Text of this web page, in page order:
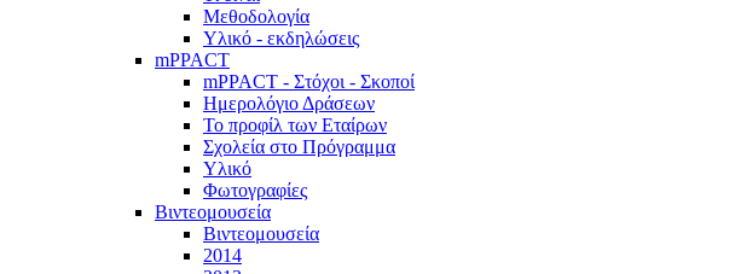
Μεθοδολογία
Υλικό - εκδηλώσεις
mPPACT
mPPACT - Στόχοι - Σκοποί
Ημερολόγιο Δράσεων
Το προφίλ των Εταίρων
Σχολεία στο Πρόγραμμα
Υλικό
Φωτογραφίες
Βιντεομουσεία
Βιντεομουσεία
2014